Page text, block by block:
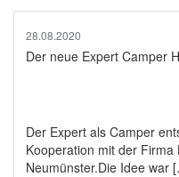
28.08.2020
Der neue Expert Camper
Der Expert als Camper
Kooperation mit der
Neumünster.Die Idee war